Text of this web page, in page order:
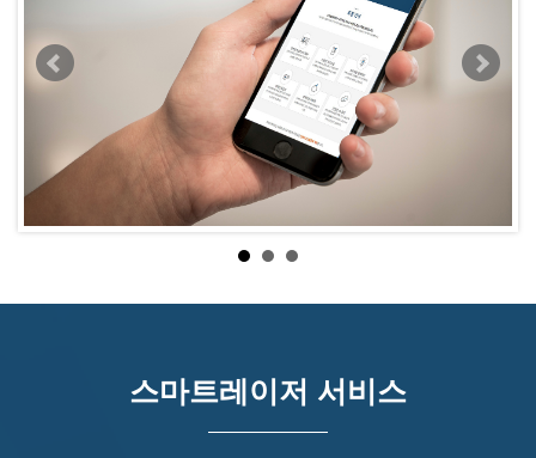
메일링
기부금영수증 발급
관계 관리
단체 모금 진단
핵심가치
CONTACT US
스마트레이저 서비스